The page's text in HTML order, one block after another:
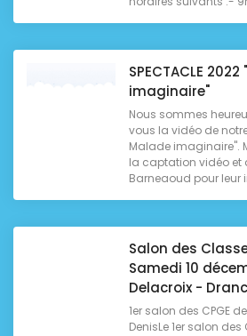
SPECTACLE
imaginaire"
Nous sommes
vous la vidéo de
Malade imaginaire".
la captation vidéo et
Barneaoud pour leur
Salon des
Samedi 10
Delacroix -
1er salon des CPGE
DenisLe 1er salon des